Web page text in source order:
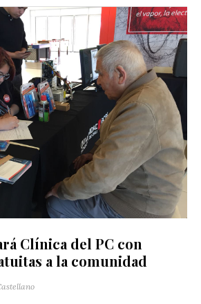
Clínica del PC con
a la comunidad